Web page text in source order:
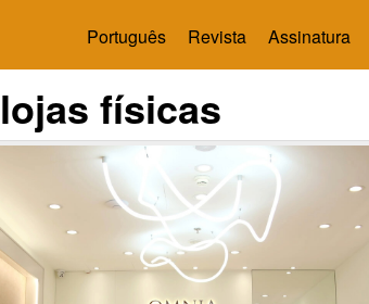
Português Revista Assinatura
físicas